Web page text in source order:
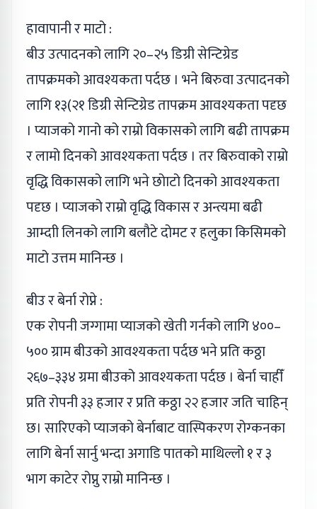
हावापानी र माटो :
बीउ उत्पादनको लागि २०–२५ डिग्री सेन्टिग्रेड
तापक्रमको आवश्यकता पर्दछ । भने बिरुवा उत्पादनको
लागि १३(२१ डिग्री सेन्टिग्रेड तापक्रम आवश्यकता पदृछ
। प्याजको गानो को राम्रो विकासको लागि बढी तापक्रम
र लामो दिनको आवश्यकता पर्दछ । तर बिरुवाको राम्रो
वृद्धि विकासको लागि भने छोाटो दिनको आवश्यकता
पदृछ । प्याजको राम्रो वृद्धि विकास र अन्त्यमा बढी
आम्दाी लिनको लागि बलौटे दोमट र हलुका किसिमको
माटो उत्तम मानिन्छ ।
बीउ र बेर्ना रोप्ने :
एक रोपनी जग्गामा प्याजको खेती गर्नको लागि ४००–
५०० ग्राम बीउको आवश्यकता पर्दछ भने प्रति कठ्ठा
२६७–३३४ ग्रमा बीउको आवश्यकता पर्दछ । बेर्ना चाहीँ
प्रति रोपनी ३३ हजार र प्रति कठ्ठा २२ हजार जति चाहिन्
छ। सारिएको प्याजको बेर्नाबाट वास्पिकरण रोग्कनका
लागि बेर्ना सार्नु भन्दा अगाडि पातको माथिल्लो १ र ३
भाग काटेर रोप्नु राम्रो मानिन्छ ।